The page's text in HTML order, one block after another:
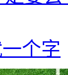
个字